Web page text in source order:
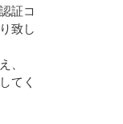
証コ
致し
、
てく